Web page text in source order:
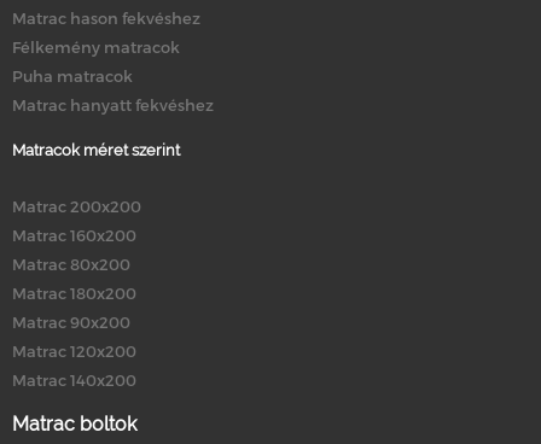
Matrac hason fekvéshez
Félkemény matracok
Puha matracok
Matrac hanyatt fekvéshez
Matracok méret szerint
Matrac 200x200
Matrac 160x200
Matrac 80x200
Matrac 180x200
Matrac 90x200
Matrac 120x200
Matrac 140x200
Matrac boltok